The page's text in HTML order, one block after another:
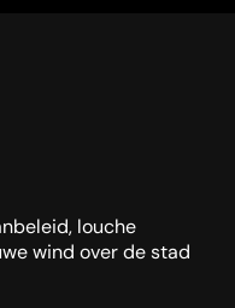
louche
wind over de stad